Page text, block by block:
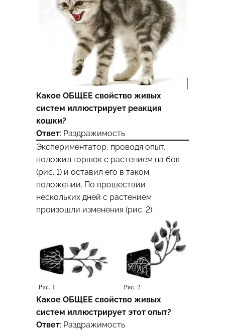
Какое ОБЩЕЕ свойство живых
систем иллюстрирует реакция
кошки?
Ответ: Раздражимость
Экспериментатор, проводя опыт,
положил горшок с растением на бок
(рис. 1) и оставил его в таком
положении. По прошествии
нескольких дней с растением
произошли изменения (рис. 2).
Какое ОБЩЕЕ свойство живых
систем иллюстрирует этот опыт?
Ответ: Раздражимость